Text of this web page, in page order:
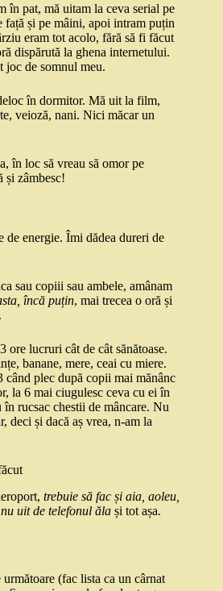
în pat, mă uitam la ceva serial pe
și pe mâini, apoi intram puțin
eram tot acolo, fără să fi făcut
dispărută la ghena internetului.
joc de somnul meu.
în dormitor. Mă uit la film,
veioză, nani. Nici măcar un
în loc să vreau să omor pe
și zâmbesc!
de energie. Îmi dădea dureri de
sau copiii sau ambele, amânam
încă puțin, mai trecea o oră și
ore lucruri cât de cât sănătoase.
banane, mere, ceai cu miere.
când plec după copii mai mănânc
la 6 mai ciugulesc ceva cu ei în
rucsac chestii de mâncare. Nu
deci și dacă aș vrea, n-am la
trebuie să fac și aia, aoleu,
uit de telefonul ăla și tot așa.
(fac lista ca un cârnat